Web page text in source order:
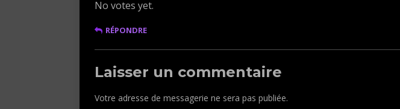
No votes yet.
RÉPONDRE
Laisser un commentaire
Votre adresse de messagerie ne sera pas publiée.